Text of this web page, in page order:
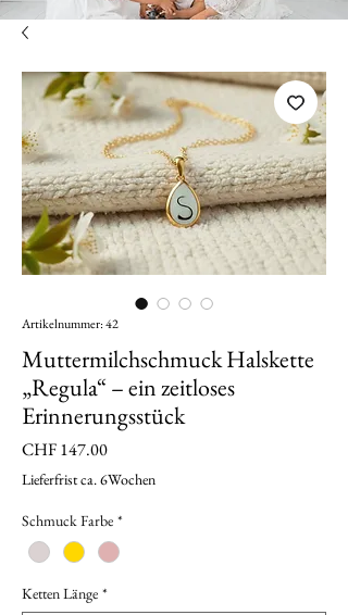
Artikelnummer: 42
Muttermilchschmuck Halskette
„Regula“ – ein zeitloses
Erinnerungsstück
CHF 147.00Preis
Lieferfrist ca. 6Wochen
Schmuck Farbe *
Ketten Länge *